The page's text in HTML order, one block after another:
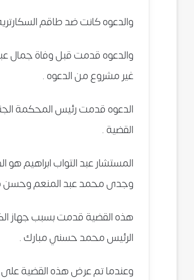
والدعوه كانت ضد طاقم
والدعوه قدمت قبل وفاة جمال
غير مشروع من الدعوه .
الدعوه قدمت رئيس المحكمة
القضية .
المستشار عبد التواب ابراهيم
وجدى محمد عبد المنعم وحسن
هذه القضية قدمت بسبب جهاز
الرئيس محمد حسني مبارك .
وعندما تم عرض هذه القضية على